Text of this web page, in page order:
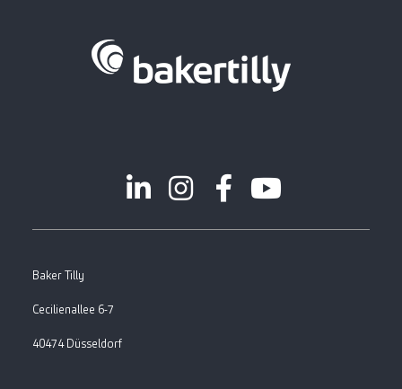
Baker Tilly
Cecilienallee 6-7
40474 Düsseldorf